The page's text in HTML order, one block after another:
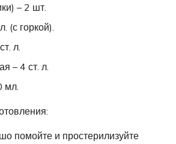
– 2 шт.
(с горкой).
л.
– 4 ст. л.
мл.
помойте и простерилизуйте